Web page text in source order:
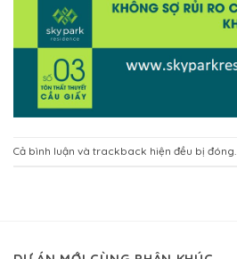
Cả bình luận và trackback hiện đều bị đóng.